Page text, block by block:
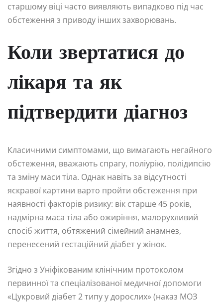
старшому віці часто виявляють випадково під час
обстеження з приводу інших захворювань.
Коли звертатися до
лікаря та як
підтвердити діагноз
Класичними симптомами, що вимагають негайного
обстеження, вважають спрагу, поліурію, полідипсію
та зміну маси тіла. Однак навіть за відсутності
яскравої картини варто пройти обстеження при
наявності факторів ризику: вік старше 45 років,
надмірна маса тіла або ожиріння, малорухливий
спосіб життя, обтяжений сімейний анамнез,
перенесений гестаційний діабет у жінок.
Згідно з Уніфікованим клінічним протоколом
первинної та спеціалізованої медичної допомоги
«Цукровий діабет 2 типу у дорослих» (наказ МОЗ